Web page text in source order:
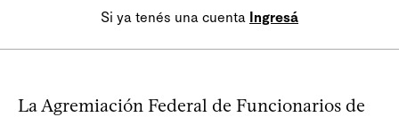
Si ya tenés una cuenta Ingresá
La Agremiación Federal de Funcionarios de